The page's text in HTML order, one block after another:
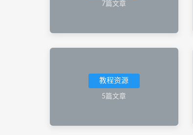
7篇文章
教程资源
5篇文章